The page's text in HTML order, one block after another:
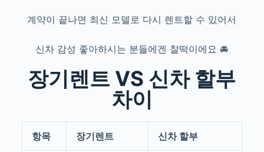
계약이 끝나면 최신 모델로 다시 렌트할 수 있어서
신차 감성 좋아하시는 분들에겐 찰떡이에요 🚘
장기렌트 VS 신차 할부
차이
항목 장기렌트 신차 할부